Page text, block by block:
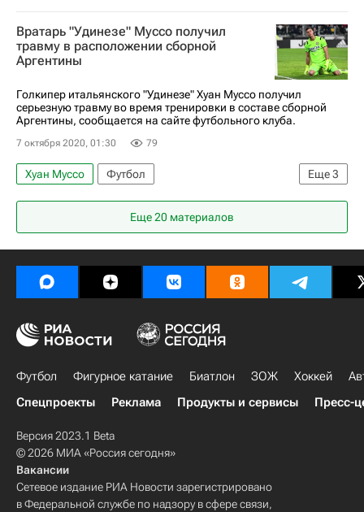
Вратарь "Удинезе" Муссо получил
травму в расположении сборной
Аргентины
Голкипер итальянского "Удинезе" Хуан Муссо получил
серьезную травму во время тренировки в составе сборной
Аргентины, сообщается на сайте футбольного клуба.
7 октября 2020, 01:30 79
Еще3
Хуан Муссо
Футбол
Серия А 2026-2027 (Чемпионат Италии по футболу)
Удинезе
Еще 20 материалов
Футбол Фигурное катание Биатлон ЗОЖ Хоккей
Спецпроекты
Реклама Продукты и сервисы Пресс-
Версия 2023.1 Beta
© 2026 МИА «Россия сегодня»
Вакансии
Сетевое издание РИА Новости зарегистрировано
в Федеральной службе по надзору в сфере связи,